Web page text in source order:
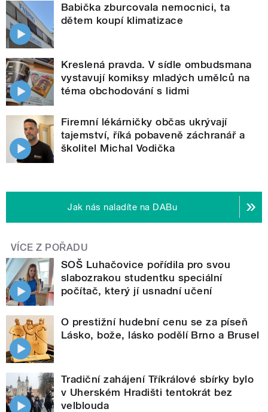
Babička zburcovala nemocnici, ta
dětem koupí klimatizace
Kreslená pravda. V sídle ombudsmana
vystavují komiksy mladých umělců na
téma obchodování s lidmi
Firemní lékárničky občas ukrývají
tajemství, říká pobaveně záchranář a
školitel Michal Vodička
Jak nás naladíte na DABu
VÍCE Z POŘADU
SOŠ Luhačovice pořídila pro svou
slabozrakou studentku speciální
počítač, který jí usnadní učení
O prestižní hudební cenu se za píseň
Lásko, bože, lásko podělí Brno a Brusel
Tradiční zahájení Tříkrálové sbírky bylo
v Uherském Hradišti tentokrát bez
velblouda